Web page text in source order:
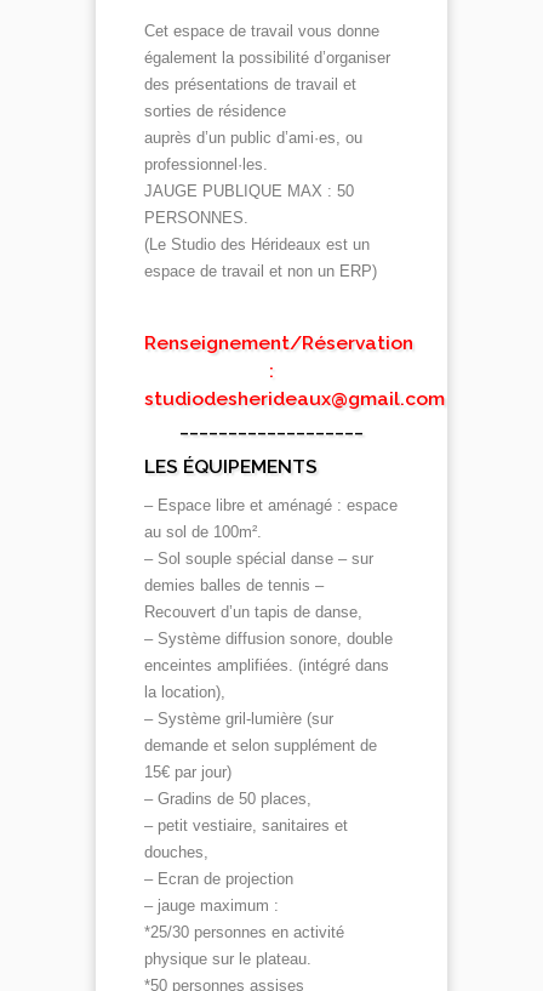
Cet espace de travail vous donne
également la possibilité d’organiser
des présentations de travail et
sorties de résidence
auprès d’un public d’ami·es, ou
professionnel·les.
JAUGE PUBLIQUE MAX : 50
PERSONNES.
(Le Studio des Hérideaux est un
espace de travail et non un ERP)
Renseignement/Réservation
:
studiodesherideaux@gmail.com
___________________
LES ÉQUIPEMENTS
– Espace libre et aménagé : espace
au sol de 100m².
– Sol souple spécial danse – sur
demies balles de tennis –
Recouvert d’un tapis de danse,
– Système diffusion sonore, double
enceintes amplifiées. (intégré dans
la location),
– Système gril-lumière (sur
demande et selon supplément de
15€ par jour)
– Gradins de 50 places,
– petit vestiaire, sanitaires et
douches,
– Ecran de projection
– jauge maximum :
*25/30 personnes en activité
physique sur le plateau.
*50 personnes assises